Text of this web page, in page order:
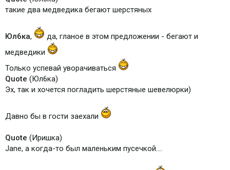
такие два медведика бегают шерстяных
Юл6ка,
да, гланое в этом предложении - бегают и
медведики
Только успевай уворачиваться
Quote (Юл6ка)
Эх, так и хочется погладить шерстяные шевелюрки)
Давно бы в гости заехали
Quote (Иришка)
Jane, а когда-то был маленьким пусечкой....